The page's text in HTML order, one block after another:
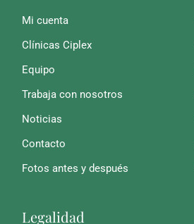
Mi cuenta
Clínicas Ciplex
Equipo
Trabaja con nosotros
Noticias
Contacto
Fotos antes y después
Legalidad